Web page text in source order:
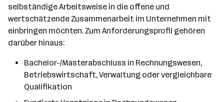
selbständige Arbeitsweise in die offene und
wertschätzende Zusammenarbeit im Unternehmen mit
einbringen möchten. Zum Anforderungsprofil gehören
darüber hinaus:
Bachelor-/Masterabschluss in Rechnungswesen,
Betriebswirtschaft, Verwaltung oder vergleichbare
Qualifikation